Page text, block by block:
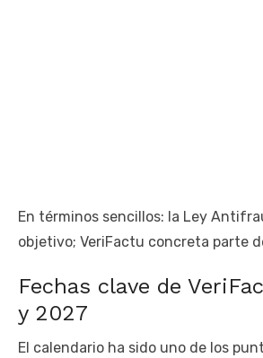
En términos sencillos: la Ley
objetivo; VeriFactu concreta parte
Fechas clave de
y 2027
El calendario ha sido uno de los